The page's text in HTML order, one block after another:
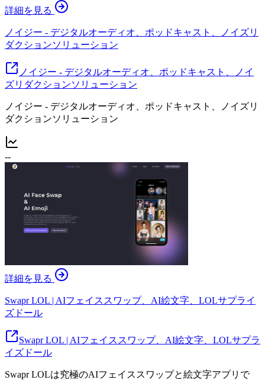
詳細を見る
ノイジー - デジタルオーディオ、ポッドキャスト、ノイズリ
ダクションソリューション
ノイジー - デジタルオーディオ、ポッドキャスト、ノイ
ズリダクションソリューション
ノイジー - デジタルオーディオ、ポッドキャスト、ノイズリ
ダクションソリューション
--
詳細を見る
Swapr LOL | AIフェイススワップ、AI絵文字、LOLサプライ
ズドール
Swapr LOL | AIフェイススワップ、AI絵文字、LOLサプラ
イズドール
Swapr LOLは究極のAIフェイススワップと絵文字アプリで